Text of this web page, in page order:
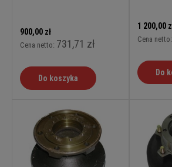
900,00 zł
Cena netto: 731,71 zł
Do koszyka
1 200,00
Cena netto:
Do